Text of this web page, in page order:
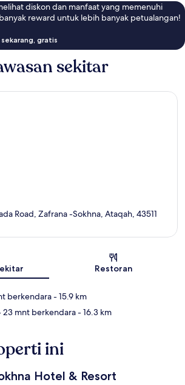
diskon dan manfaat yang memenuhi
reward untuk lebih banyak petualangan!
gratis
sekitar
Road, Zafrana -Sokhna, Ataqah, 43511
Restoran
berkendara- 15.9 km
23 mnt berkendara- 16.3 km
ini
Hotel & Resort